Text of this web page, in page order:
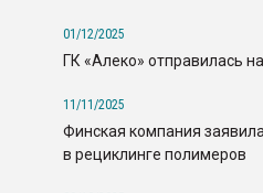
01/12/2025
ГК «Алеко» отправилась
11/11/2025
Финская компания
в рециклинге полимеров